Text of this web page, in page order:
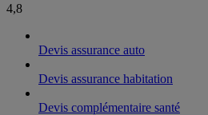
4,8
Devis assurance auto
Devis assurance habitation
Devis complémentaire santé